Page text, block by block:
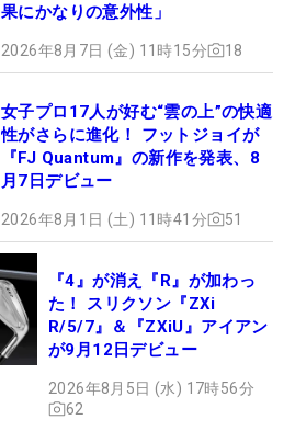
果にかなりの意外性」
2026年8月7日 (金) 11時15分 18
女子プロ17人が好む“雲の上”の快適
性がさらに進化！ フットジョイが
『FJ Quantum』の新作を発表、8
月7日デビュー
2026年8月1日 (土) 11時41分 51
『4』が消え『R』が加わっ
た！ スリクソン『ZXi
R/5/7』＆『ZXiU』アイアン
が9月12日デビュー
2026年8月5日 (水) 17時56分
62